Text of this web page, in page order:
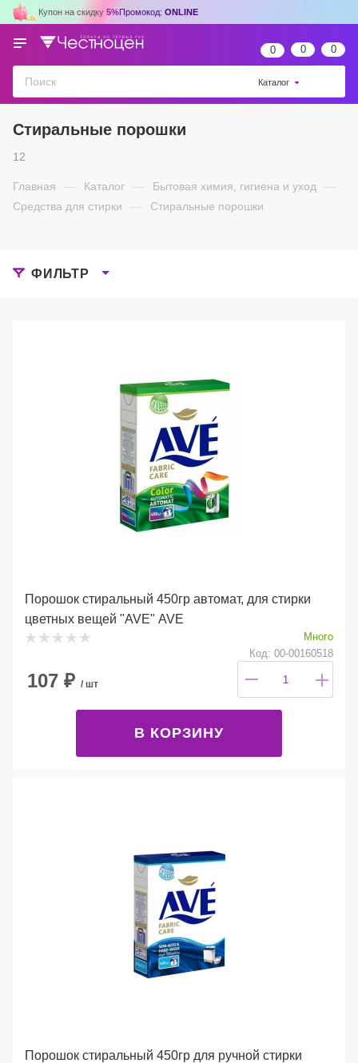
Купон на скидку 5%Промокод: ONLINE
0 0 0
Каталог
Стиральные порошки
12
Главная — Каталог — Бытовая химия, гигиена и уход —
Средства для стирки — Стиральные порошки
ФИЛЬТР
Порошок стиральный 450гр автомат, для стирки
цветных вещей "AVE" AVE
Много
Код: 00-00160518
107 ₽ / шт
В КОРЗИНУ
Порошок стиральный 450гр для ручной стирки